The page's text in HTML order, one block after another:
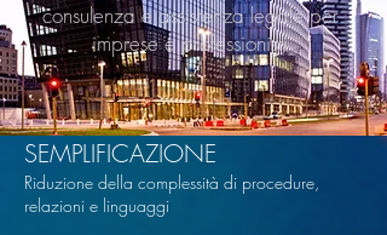
consulenza e assistenza legale per
imprese e professionisti
SEMPLIFICAZIONE
Riduzione della complessità di procedure,
relazioni e linguaggi